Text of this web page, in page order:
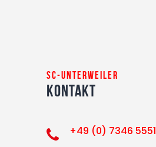
SC-Unterweiler
Kontakt
+49 (0) 7346 5551